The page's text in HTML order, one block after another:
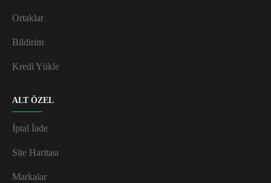
Ortaklar
Bildirim
Kredi Yükle
ALT ÖZEL
İptal İade
Site Haritası
Markalar